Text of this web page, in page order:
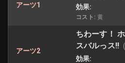
アーツ1
効果:
コスト: 黄
アーツ2
ちわーす！
スバルっス!!
効果: